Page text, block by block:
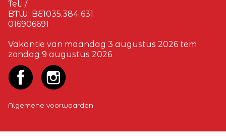
Tel.: /
BTW: BE1035.384.631
016906691
Vakantie van maandag 3 augustus 2026 tem
zondag 9 augustus 2026
Algemene voorwaarden